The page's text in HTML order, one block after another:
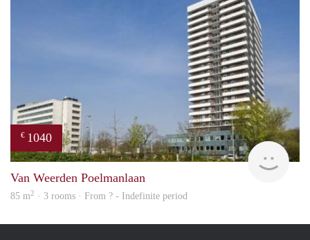
€ 1040
Van Weerden Poelmanlaan
85 m2 · 3 rooms · From ? - Indefinite period